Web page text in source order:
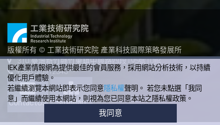
版權所有 © 工業技術研究院 產業科技國際策略發展所
310 臺灣新竹縣竹東鎮中興路四段195號10館
+886-3-5912340
ContactUs SiteMap
IEK產業情報網為提供最佳的會員服務，採用網站分析技術，以持續
優化用戶體驗。
若繼續瀏覽本網站即表示您同意隱私權聲明。 若您未點選「我同
意」而繼續使用本網站，則視為您已同意本站之隱私權政策。
我同意